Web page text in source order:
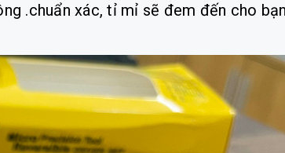
.chuẩn xác, tỉ mỉ sẽ đem đến cho